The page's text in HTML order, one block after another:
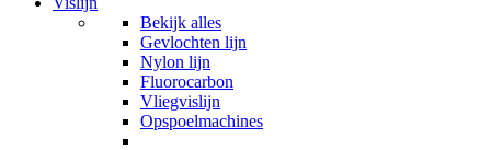
Bekijk alles
Gevlochten lijn
Nylon lijn
Fluorocarbon
Vliegvislijn
Opspoelmachines